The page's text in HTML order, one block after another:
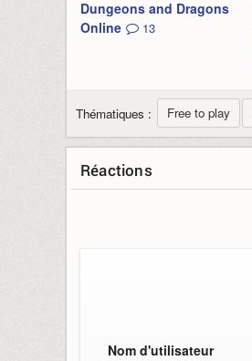
Dungeons and Dragons
Online
13
Thématiques : Free to play
Réactions
Nom d'utilisateur